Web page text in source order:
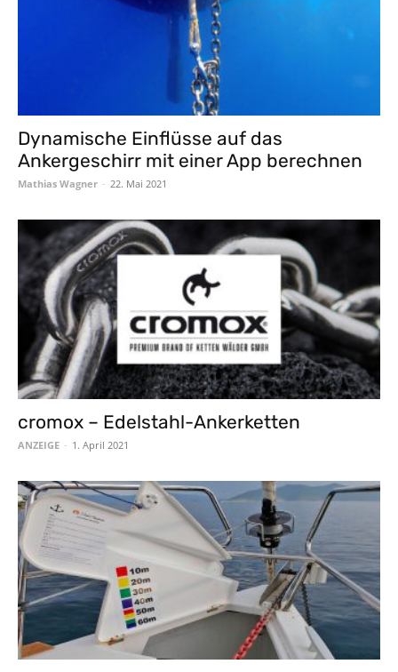
Dynamische Einflüsse auf das
Ankergeschirr mit einer App berechnen
Mathias Wagner - 22. Mai 2021
cromox – Edelstahl-Ankerketten
ANZEIGE - 1. April 2021